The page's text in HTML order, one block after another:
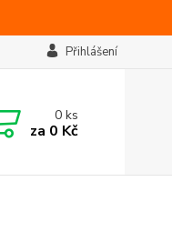
Přihlášení
0ks
za 0 Kč